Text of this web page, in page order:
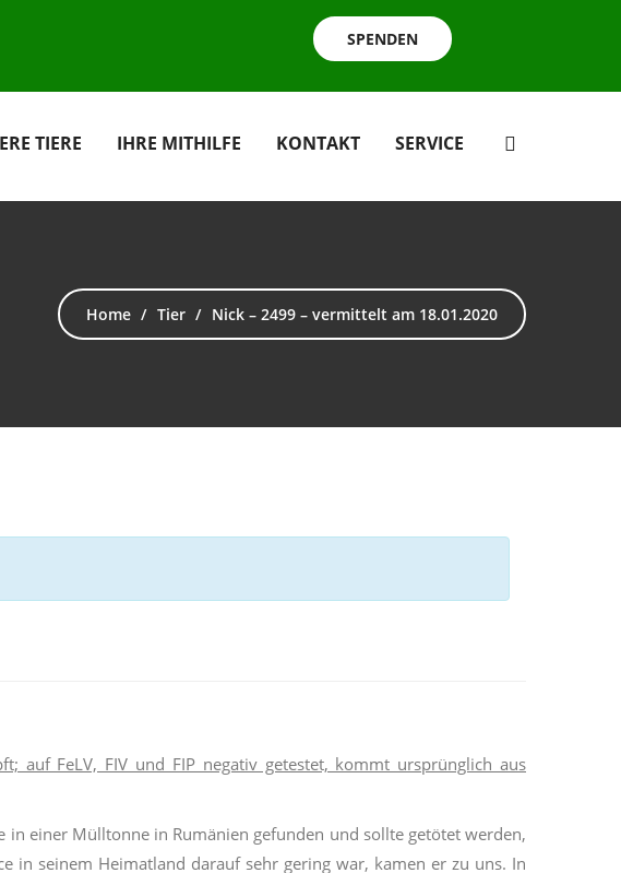
SPENDEN
TIERE IHRE MITHILFE KONTAKT SERVICE
Home Tier Nick – 2499 – vermittelt am 18.01.2020
auf FeLV, FIV und FIP negativ getestet, kommt ursprünglich aus
in einer Mülltonne in Rumänien gefunden und sollte getötet werden,
in seinem Heimatland darauf sehr gering war, kamen er zu uns. In